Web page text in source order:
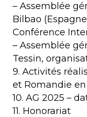
– Assemblée
Bilbao
Conférence
– Assemblée
Tessin,
9. Activités
et Romandie
10. AG 2025 –
11. Honorariat